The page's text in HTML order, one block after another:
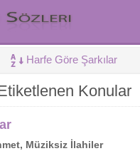
Harfe Göre Şarkılar
Konular
Müziksiz İlahiler